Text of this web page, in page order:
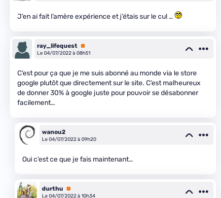
J’en ai fait l’amère expérience et j’étais sur le cul …
ray_lifequest Premium
Le 04/07/2022 à 08h51
C’est pour ça que je me suis abonné au monde via le store
google plutôt que directement sur le site. C’est malheureux
de donner 30% à google juste pour pouvoir se désabonner
facilement…
wanou2
Le 04/07/2022 à 09h20
Oui c’est ce que je fais maintenant…
durthu
Premium
Le 04/07/2022 à 10h34